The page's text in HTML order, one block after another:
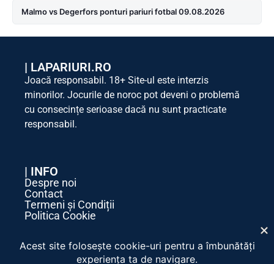
Malmo vs Degerfors ponturi pariuri fotbal 09.08.2026
| LAPARIURI.RO
Joacă responsabil. 18+ Site-ul este interzis
minorilor. Jocurile de noroc pot deveni o problemă
cu consecințe serioase dacă nu sunt practicate
responsabil.
| INFO
Despre noi
Contact
Termeni și Condiții
Politica Cookie